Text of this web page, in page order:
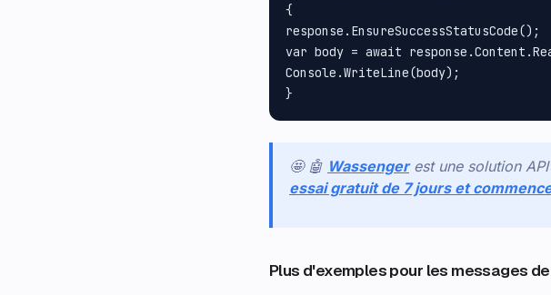
{
response.EnsureSuccessStatusCode();
var body = await
Console.WriteLine(body);
🤩 🤖 Wassenger est une solution
essai gratuit de 7 jours et
Plus d'exemples pour les messages